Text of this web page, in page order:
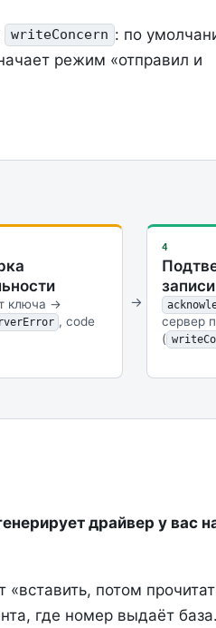
writeConcern : по
режим «отправил и
ключа →
, code
4
записи
сервер
(
драйвер у вас
«вставить, потом
где номер выдаёт база.